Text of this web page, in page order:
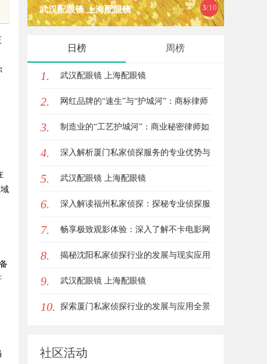
4/10
武汉配眼镜 上海配眼镜
日榜 周榜
1. 武汉配眼镜 上海配眼镜
2. 网红品牌的“速生”与“护城河”：商标律师
如何破解流量变现的知产焦虑
3. 制造业的“工艺护城河”：商业秘密律师如
何守住车间里的“Know-how”
4. 深入解析厦门私家侦探服务的专业优势与
实际应用
5. 武汉配眼镜 上海配眼镜
6. 深入解读福州私家侦探：探秘专业侦探服
务的魅力与实用价值
7. 畅享极致观影体验：深入了解不卡电影网
的独特优势与使用指南
8. 揭秘沈阳私家侦探行业的发展与现实应用
9. 武汉配眼镜 上海配眼镜
10. 探索厦门私家侦探行业的发展与应用全景
社区活动